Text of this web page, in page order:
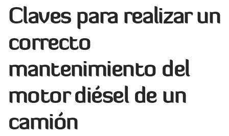
Claves para realizar un
correcto
mantenimiento del
motor diésel de un
camión